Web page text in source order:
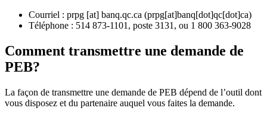
Courriel : prpg [at] banq.qc.ca (prpg[at]banq[dot]qc[dot]ca)
Téléphone : 514 873-1101, poste 3131, ou 1 800 363-9028
Comment transmettre une demande de
PEB?
La façon de transmettre une demande de PEB dépend de l’outil dont
vous disposez et du partenaire auquel vous faites la demande.